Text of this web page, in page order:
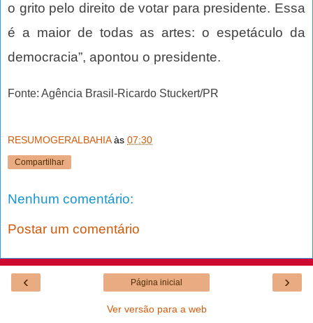
o grito pelo direito de votar para presidente. Essa
é a maior de todas as artes: o espetáculo da
democracia”, apontou o presidente.
Fonte: Agência Brasil-Ricardo Stuckert/PR
RESUMOGERALBAHIA às 07:30
Compartilhar
Nenhum comentário:
Postar um comentário
‹ ›
Página inicial
Ver versão para a web